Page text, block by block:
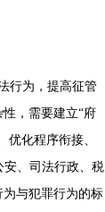
行为，提高征管
，需要建立“府
化程序衔接、
安、司法行政、税
与犯罪行为的标